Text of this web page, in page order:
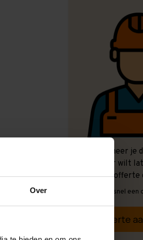
Over
Ook wanneer je
ons over wilt
graag een offerte
Vrijblijvend, snel
Offerte